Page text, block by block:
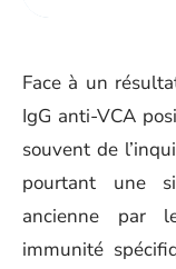
Face à un
IgG anti-VCA
souvent de
pourtant une
ancienne par
immunité